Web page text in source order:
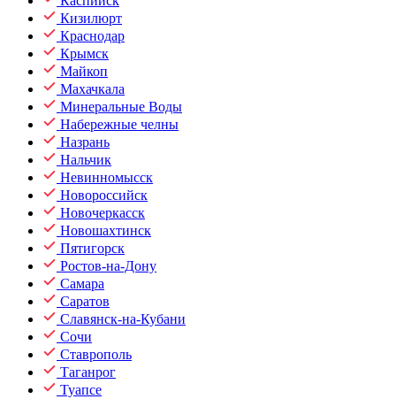
Кизилюрт
Краснодар
Крымск
Майкоп
Махачкала
Минеральные Воды
Набережные челны
Назрань
Нальчик
Невинномысск
Новороссийск
Новочеркасск
Новошахтинск
Пятигорск
Ростов-на-Дону
Самара
Саратов
Славянск-на-Кубани
Сочи
Ставрополь
Таганрог
Туапсе